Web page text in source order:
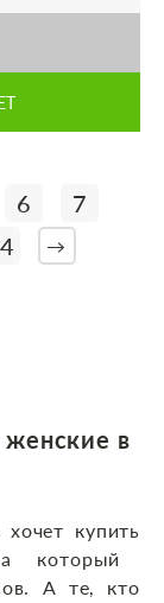
6
7
→
женские в
купить
который
А те, кто